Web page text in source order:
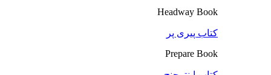
Headway Book
کتاب پیری پر
Prepare Book